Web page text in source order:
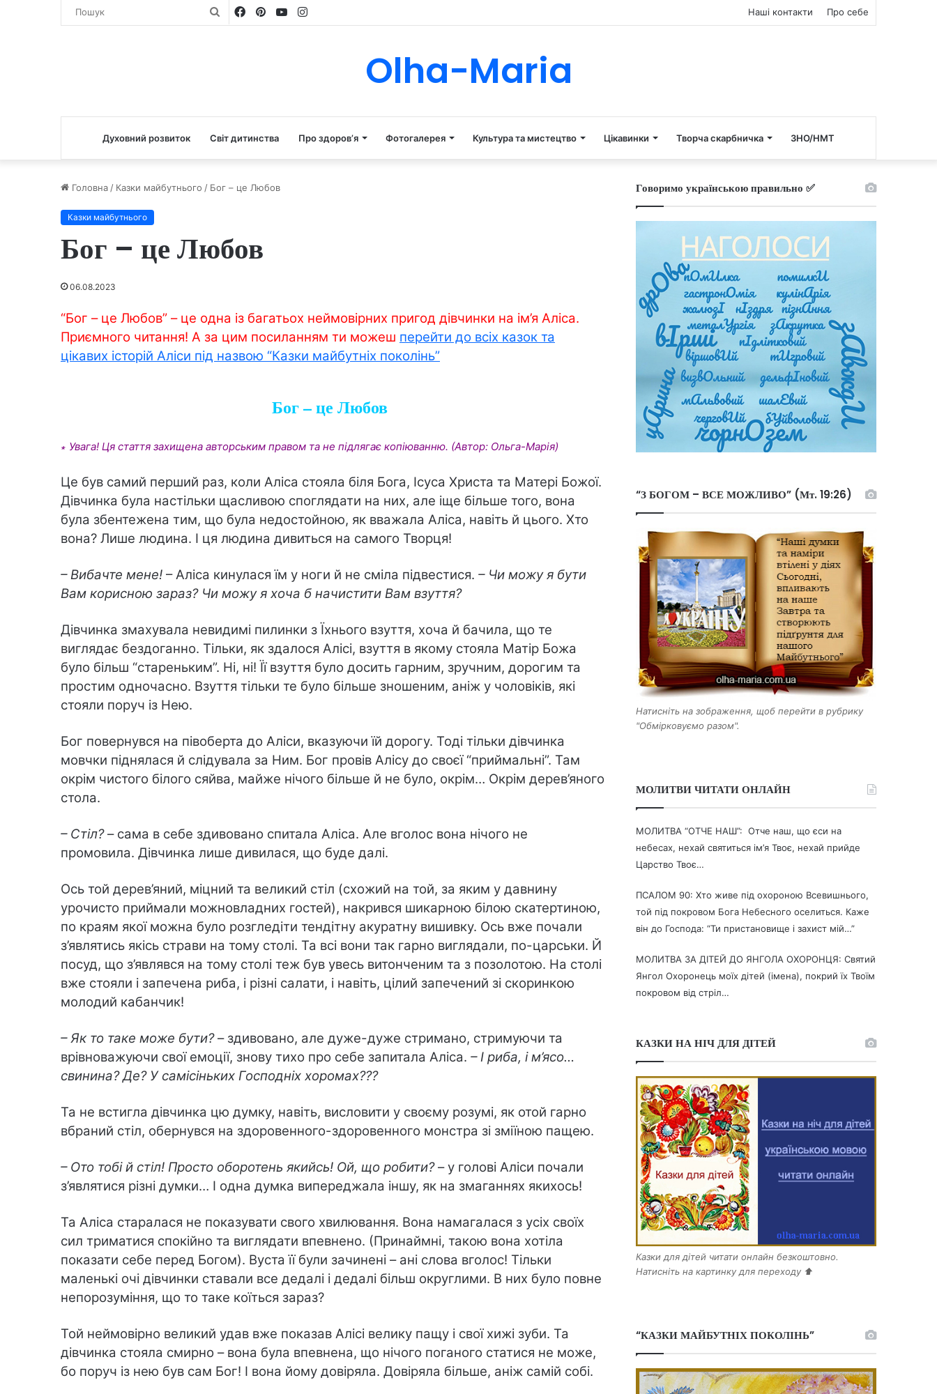
ПошукFacebook
Pinterest
YouTubeInstagram Наші контакти Про себе
Olha-Maria
Духовний розвиток Світ дитинства Про здоров’я Фотогалерея Культура та мистецтво Цікавинки Творча скарбничка ЗНО/НМТ
Головна / Казки майбутнього / Бог – це Любов
Казки майбутнього
Бог – це Любов
06.08.2023
“Бог – це Любов” – це одна із багатьох неймовірних пригод дівчинки на ім’я Аліса.
Приємного читання! А за цим посиланням ти можеш перейти до всіх казок та
цікавих історій Аліси під назвою “Казки майбутніх поколінь”
Бог – це Любов
∗ Увага! Ця стаття захищена авторським правом та не підлягає копіюванню. (Автор: Ольга-Марія)
Це був самий перший раз, коли Аліса стояла біля Бога, Ісуса Христа та Матері Божої.
Дівчинка була настільки щасливою споглядати на них, але іще більше того, вона
була збентежена тим, що була недостойною, як вважала Аліса, навіть й цього. Хто
вона? Лише людина. І ця людина дивиться на самого Творця!
– Вибачте мене! – Аліса кинулася їм у ноги й не сміла підвестися. – Чи можу я бути
Вам корисною зараз? Чи можу я хоча б начистити Вам взуття?
Дівчинка змахувала невидимі пилинки з Їхнього взуття, хоча й бачила, що те
виглядає бездоганно. Тільки, як здалося Алісі, взуття в якому стояла Матір Божа
було більш “стареньким”. Ні, ні! Її взуття було досить гарним, зручним, дорогим та
простим одночасно. Взуття тільки те було більше зношеним, аніж у чоловіків, які
стояли поруч із Нею.
Бог повернувся на півоберта до Аліси, вказуючи їй дорогу. Тоді тільки дівчинка
мовчки піднялася й слідувала за Ним. Бог провів Алісу до своєї “приймальні”. Там
окрім чистого білого сяйва, майже нічого більше й не було, окрім… Окрім дерев’яного
стола.
– Стіл?– сама в себе здивовано спитала Аліса. Але вголос вона нічого не
промовила. Дівчинка лише дивилася, що буде далі.
Ось той дерев’яний, міцний та великий стіл (схожий на той, за яким у давнину
урочисто приймали можновладних гостей), накрився шикарною білою скатертиною,
по краям якої можна було розгледіти тендітну акуратну вишивку. Ось вже почали
з’являтись якісь страви на тому столі. Та всі вони так гарно виглядали, по-царськи. Й
посуд, що з’являвся на тому столі теж був увесь витонченим та з позолотою. На столі
вже стояли і запечена риба, і різні салати, і навіть, цілий запечений зі скоринкою
молодий кабанчик!
– Як то таке може бути?– здивовано, але дуже-дуже стримано, стримуючи та
врівноважуючи свої емоції, знову тихо про себе запитала Аліса. – І риба, і м’ясо…
свинина? Де? У самісіньких Господніх хоромах???
Та не встигла дівчинка цю думку, навіть, висловити у своєму розумі, як отой гарно
вбраний стіл, обернувся на здоровенного-здоровенного монстра зі зміїною пащею.
– Ото тобі й стіл! Просто оборотень якийсь! Ой, що робити?– у голові Аліси почали
з’являтися різні думки… І одна думка випереджала іншу, як на змаганнях якихось!
Та Аліса старалася не показувати свого хвилювання. Вона намагалася з усіх своїх
сил триматися спокійно та виглядати впевнено. (Принаймні, такою вона хотіла
показати себе перед Богом). Вуста її були зачинені – ані слова вголос! Тільки
маленькі очі дівчинки ставали все дедалі і дедалі більш округлими. В них було повне
непорозуміння, що то таке коїться зараз?
Той неймовірно великий удав вже показав Алісі велику пащу і свої хижі зуби. Та
дівчинка стояла смирно – вона була впевнена, що нічого поганого статися не може,
бо поруч із нею був сам Бог! І вона йому довіряла. Довіряла більше, аніж самій собі.
Говоримо українською правильно ✅
“З БОГОМ – ВСЕ МОЖЛИВО” (Мт. 19:26)
Натисніть на зображення, щоб перейти в рубрику
"Обмірковуємо разом".
МОЛИТВИ ЧИТАТИ ОНЛАЙН
МОЛИТВА “ОТЧЕ НАШ”: Отче наш, що єси на
небесах, нехай святиться ім’я Твоє, нехай прийде
Царство Твоє…
ПСАЛОМ 90: Хто живе під охороною Всевишнього,
той під покровом Бога Небесного оселиться. Каже
він до Господа: “Ти пристановище і захист мій…”
МОЛИТВА ЗА ДІТЕЙ ДО ЯНГОЛА ОХОРОНЦЯ: Святий
Янгол Охоронець моїх дітей (імена), покрий їх Твоїм
покровом від стріл…
КАЗКИ НА НІЧ ДЛЯ ДІТЕЙ
Казки для дітей читати онлайн безкоштовно.
Натисніть на картинку для переходу ⬆️
“КАЗКИ МАЙБУТНІХ ПОКОЛІНЬ”